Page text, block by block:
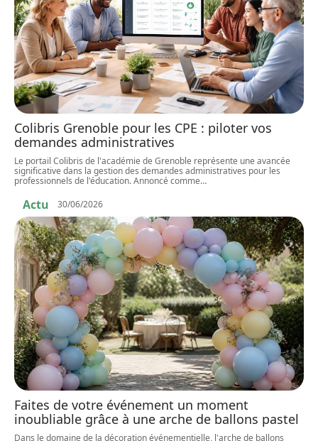
Colibris Grenoble pour les CPE : piloter vos
demandes administratives
Le portail Colibris de l'académie de Grenoble représente une avancée
significative dans la gestion des demandes administratives pour les
professionnels de l'éducation. Annoncé comme…
Actu 30/06/2026
Faites de votre événement un moment
inoubliable grâce à une arche de ballons pastel
Dans le domaine de la décoration événementielle, l'arche de ballons